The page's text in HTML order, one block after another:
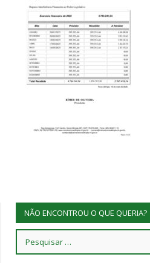
NÃO ENCONTROU O QUE QUERIA?